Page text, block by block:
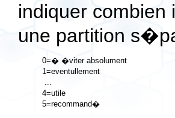
indiquer
une partition
0=� �viter absolument
1=eventullement
...
4=utile